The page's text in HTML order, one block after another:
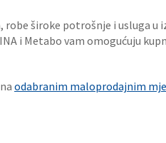
robe široke potrošnje i usluga u
i Metabo vam omogućuju
odabranim maloprodajnim